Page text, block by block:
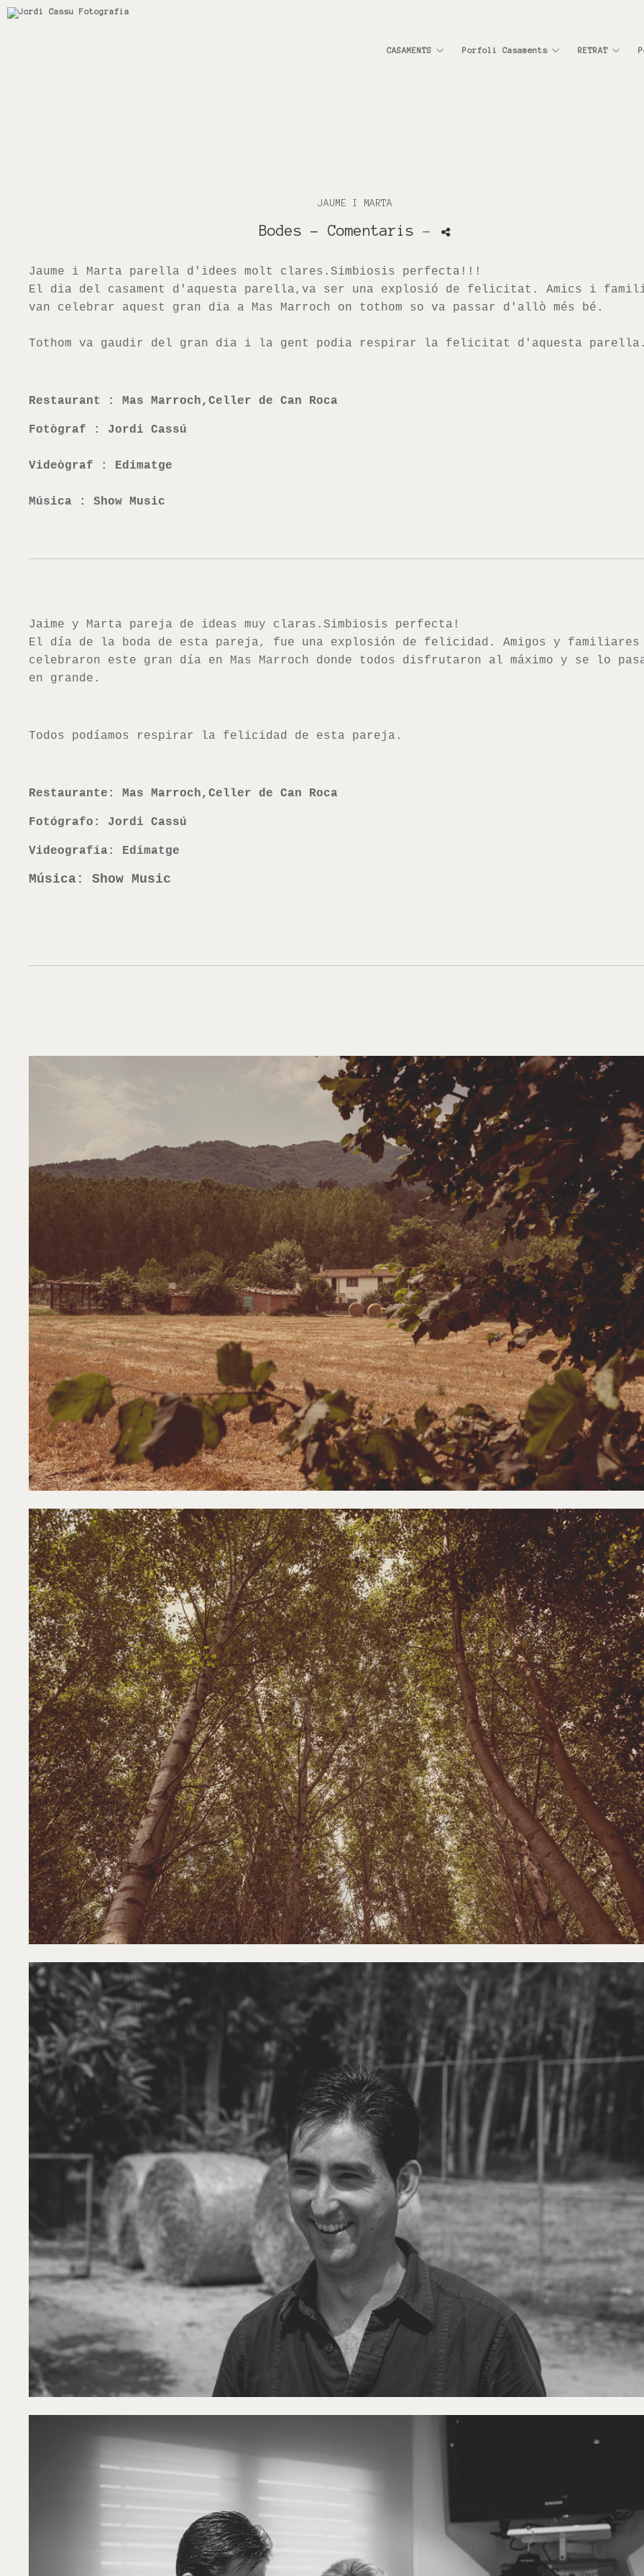
CASAMENTS Porfoli Casaments RETRAT
JAUME I MARTA
Bodes - Comentaris -
Jaume i Marta parella d'idees molt clares.Simbiosis perfecta!!!
El dia del casament d'aquesta parella, va ser una explosió de felicitat. Amics i
van celebrar aquest gran dia a Mas Marroch on tothom so va passar d'allò més bé.
Tothom va gaudir del gran dia i la gent podia respirar la felicitat d'aquesta
Restaurant : Mas Marroch,Celler de Can Roca
Fotògraf : Jordi Cassú
Videògraf : Edimatge
Música : Show Music
Jaime y Marta pareja de ideas muy claras.Simbiosis perfecta!
El día de la boda de esta pareja, fue una explosión de felicidad. Amigos y familiares
celebraron este gran día en Mas Marroch donde todos disfrutaron al máximo y se lo
en grande.
Todos podíamos respirar la felicidad de esta pareja.
Restaurante: Mas Marroch,Celler de Can Roca
Fotógrafo: Jordi Cassú
Videografía: Edimatge
Música: Show Music